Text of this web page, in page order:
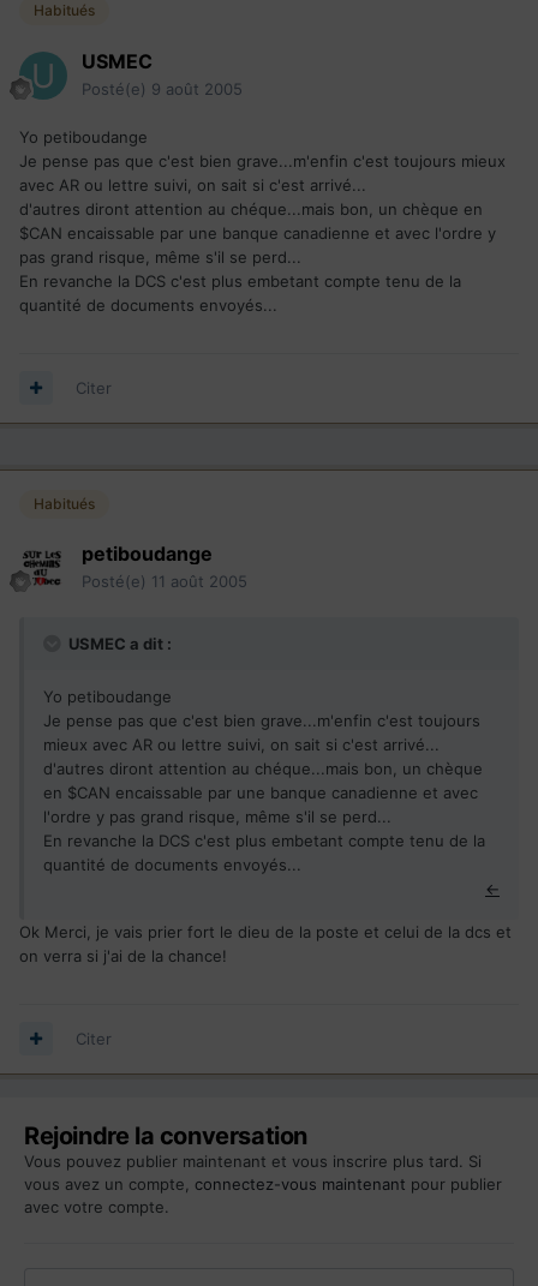
Habitués
USMEC
Posté(e) 9 août 2005
Yo petiboudange
Je pense pas que c'est bien grave...m'enfin c'est toujours mieux
avec AR ou lettre suivi, on sait si c'est arrivé...
d'autres diront attention au chéque...mais bon, un chèque en
$CAN encaissable par une banque canadienne et avec l'ordre y
pas grand risque, même s'il se perd...
En revanche la DCS c'est plus embetant compte tenu de la
quantité de documents envoyés...
Citer
Habitués
petiboudange
Posté(e) 11 août 2005
USMEC a dit :
Yo petiboudange
Je pense pas que c'est bien grave...m'enfin c'est toujours
mieux avec AR ou lettre suivi, on sait si c'est arrivé...
d'autres diront attention au chéque...mais bon, un chèque
en $CAN encaissable par une banque canadienne et avec
l'ordre y pas grand risque, même s'il se perd...
En revanche la DCS c'est plus embetant compte tenu de la
quantité de documents envoyés...
←
Ok Merci, je vais prier fort le dieu de la poste et celui de la dcs et
on verra si j'ai de la chance!
Citer
Rejoindre la conversation
Vous pouvez publier maintenant et vous inscrire plus tard. Si
vous avez un compte, connectez-vous maintenant pour publier
avec votre compte.